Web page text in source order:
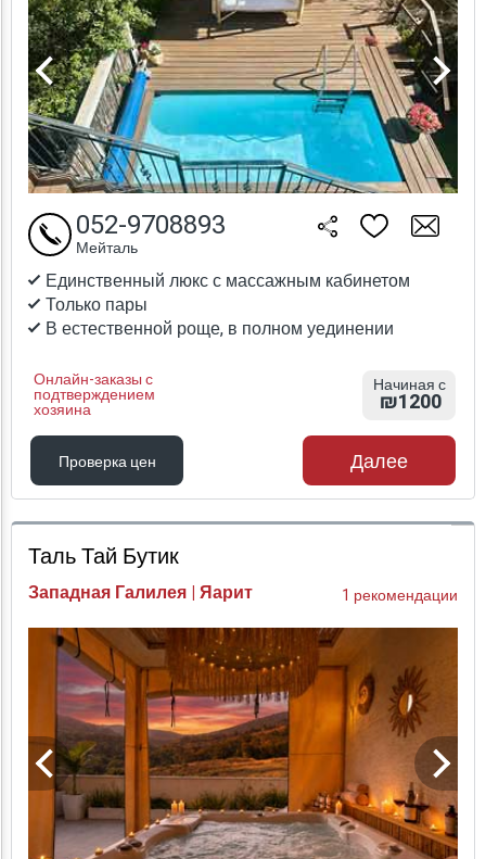
Единственный люкс с массажным кабинетом
Только пары
В естественной роще, в полном уединении
Онлайн-заказы с
подтверждением
хозяина
052-9708893
Мейталь
Начиная с
₪1200
Проверка цен
Проверка цен
Далее
Таль Тай Бутик
Западная Галилея | Яарит 1 рекомендации